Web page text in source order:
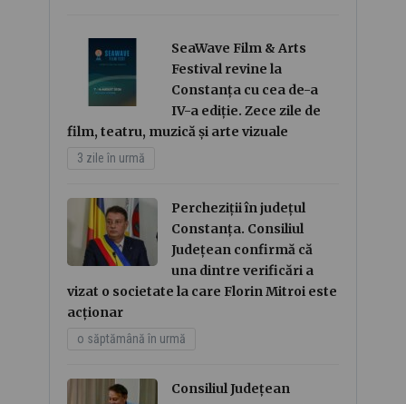
SeaWave Film & Arts
Festival revine la
Constanța cu cea de-a
IV-a ediție. Zece zile de
film, teatru, muzică și arte vizuale
3 zile în urmă
Percheziții în județul
Constanța. Consiliul
Județean confirmă că
una dintre verificări a
vizat o societate la care Florin Mitroi este
acționar
o săptămână în urmă
Consiliul Județean